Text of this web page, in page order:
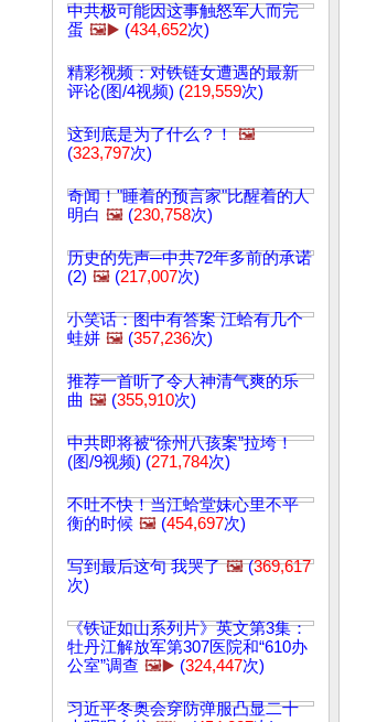
中共极可能因这事触怒军人而完
蛋 🖼️▶️ (434,652次)
精彩视频：对铁链女遭遇的最新
评论(图/4视频) (219,559次)
这到底是为了什么？！ 🖼️
(323,797次)
奇闻！"睡着的预言家"比醒着的人
明白 🖼️ (230,758次)
历史的先声─中共72年多前的承诺
(2) 🖼️ (217,007次)
小笑话：图中有答案 江蛤有几个
蛙姘 🖼️ (357,236次)
推荐一首听了令人神清气爽的乐
曲 🖼️ (355,910次)
中共即将被“徐州八孩案”拉垮！
(图/9视频) (271,784次)
不吐不快！当江蛤堂妹心里不平
衡的时候 🖼️ (454,697次)
写到最后这句 我哭了 🖼️(369,617
次)
《铁证如山系列片》英文第3集：
牡丹江解放军第307医院和“610办
公室”调查 🖼️▶️ (324,447次)
习近平冬奥会穿防弹服凸显二十